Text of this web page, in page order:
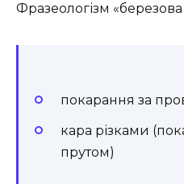
Фразеологізм
покарання за
кара різками
прутом)